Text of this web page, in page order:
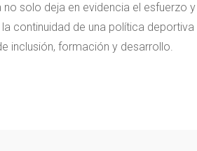
no solo deja en evidencia el esfuerzo
continuidad de una política
inclusión, formación y desarrollo.